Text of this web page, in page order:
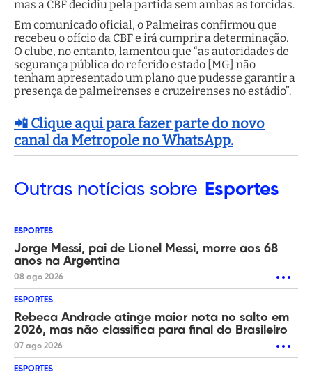
mas a CBF decidiu pela partida sem ambas as torcidas.
Em comunicado oficial, o Palmeiras confirmou que
recebeu o ofício da CBF e irá cumprir a determinação.
O clube, no entanto, lamentou que “as autoridades de
segurança pública do referido estado [MG] não
tenham apresentado um plano que pudesse garantir a
presença de palmeirenses e cruzeirenses no estádio”.
📲 Clique aqui para fazer parte do novo
canal da Metropole no WhatsApp.
Outras notícias sobre Esportes
ESPORTES
Jorge Messi, pai de Lionel Messi, morre aos 68
anos na Argentina
08 ago 2026
ESPORTES
Rebeca Andrade atinge maior nota no salto em
2026, mas não classifica para final do Brasileiro
07 ago 2026
ESPORTES